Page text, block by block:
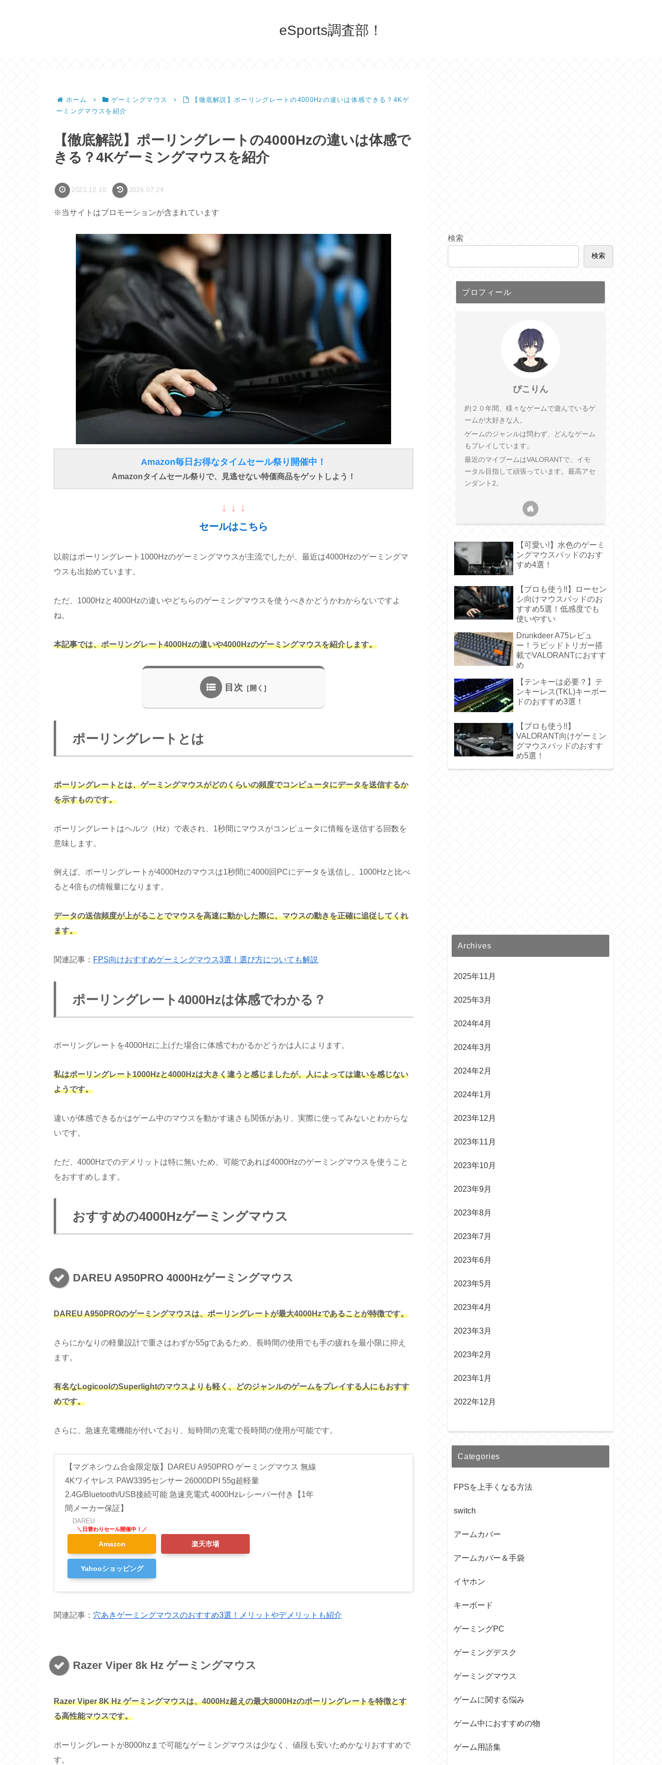
eSports調査部！
ホーム ゲーミングマウス
【徹底解説】ポーリングレートの4000Hzの違いは体感できる？4Kゲ
ーミングマウスを紹介
【徹底解説】ポーリングレートの4000Hzの違いは体感で
きる？4Kゲーミングマウスを紹介
2023.12.10 2026.07.24
※当サイトはプロモーションが含まれています
Amazon毎日お得なタイムセール祭り開催中！
Amazonタイムセール祭りで、見逃せない特価商品をゲットしよう！
↓ ↓ ↓
セールはこちら
以前はポーリングレート1000Hzのゲーミングマウスが主流でしたが、最近は4000Hzのゲーミングマ
ウスも出始めています。
ただ、1000Hzと4000Hzの違いやどちらのゲーミングマウスを使うべきかどうかわからないですよ
ね。
本記事では、ポーリングレート4000Hzの違いや4000Hzのゲーミングマウスを紹介します。
目次
ポーリングレートとは
ポーリングレートとは、ゲーミングマウスがどのくらいの頻度でコンピュータにデータを送信するか
を示すものです。
ポーリングレートはヘルツ（Hz）で表され、1秒間にマウスがコンピュータに情報を送信する回数を
意味します。
例えば、ポーリングレートが4000Hzのマウスは1秒間に4000回PCにデータを送信し、1000Hzと比べ
ると4倍もの情報量になります。
データの送信頻度が上がることでマウスを高速に動かした際に、マウスの動きを正確に追従してくれ
ます。
関連記事： FPS向けおすすめゲーミングマウス3選！選び方についても解説
ポーリングレート4000Hzは体感でわかる？
ポーリングレートを4000Hzに上げた場合に体感でわかるかどうかは人によります。
私はポーリングレート1000Hzと4000Hzは大きく違うと感じましたが、人によっては違いを感じない
ようです。
違いが体感できるかはゲーム中のマウスを動かす速さも関係があり、実際に使ってみないとわからな
いです。
ただ、4000Hzでのデメリットは特に無いため、可能であれば4000Hzのゲーミングマウスを使うこと
をおすすめします。
おすすめの4000Hzゲーミングマウス
DAREU A950PRO 4000Hzゲーミングマウス
DAREU A950PROのゲーミングマウスは、ポーリングレートが最大4000Hzであることが特徴です。
さらにかなりの軽量設計で重さはわずか55gであるため、長時間の使用でも手の疲れを最小限に抑え
ます。
有名なLogicoolのSuperlightのマウスよりも軽く、どのジャンルのゲームをプレイする人にもおすす
めです。
さらに、急速充電機能が付いており、短時間の充電で長時間の使用が可能です。
【マグネシウム合金限定版】DAREU A950PRO ゲーミングマウス 無線
4Kワイヤレス PAW3395センサー 26000DPI 55g超軽量
2.4G/Bluetooth/USB接続可能 急速充電式 4000Hzレシーバー付き【1年
間メーカー保証】
DAREU
Amazon 楽天市場
Yahooショッピング
関連記事： 穴あきゲーミングマウスのおすすめ3選！メリットやデメリットも紹介
Razer Viper 8k Hz ゲーミングマウス
Razer Viper 8K Hz ゲーミングマウスは、4000Hz超えの最大8000Hzのポーリングレートを特徴とす
る高性能マウスです。
ポーリングレートが8000hzまで可能なゲーミングマウスは少なく、値段も安いためかなりおすすめで
す。
検索
検索
プロフィール
ぴこりん
約２０年間、様々なゲームで遊んでいるゲ
ームが大好きな人。
ゲームのジャンルは問わず、どんなゲーム
もプレイしています。
最近のマイブームはVALORANTで、イモ
ータル目指して頑張っています。最高アセ
ンダント2。
【可愛い!】水色のゲーミ
ングマウスパッドのおす
すめ4選！
【プロも使う!!】ローセン
シ向けマウスパッドのお
すすめ5選！低感度でも
使いやすい
Drunkdeer A75レビュ
ー！ラピッドトリガー搭
載でVALORANTにおすす
め
【テンキーは必要？】テ
ンキーレス(TKL)キーボー
ドのおすすめ3選！
【プロも使う!!】
VALORANT向けゲーミン
グマウスパッドのおすす
め5選！
Archives
2025年11月
2025年3月
2024年4月
2024年3月
2024年2月
2024年1月
2023年12月
2023年11月
2023年10月
2023年9月
2023年8月
2023年7月
2023年6月
2023年5月
2023年4月
2023年3月
2023年2月
2023年1月
2022年12月
Categories
FPSを上手くなる方法
switch
アームカバー
アームカバー＆手袋
イヤホン
キーボード
ゲーミングPC
ゲーミングデスク
ゲーミングマウス
ゲームに関する悩み
ゲーム中におすすめの物
ゲーム用語集